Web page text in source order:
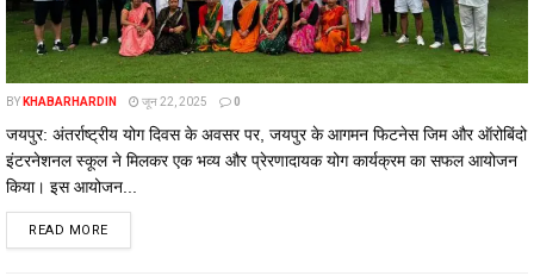
BY KHABARHARDIN जून 22, 2025 0
जयपुर: अंतर्राष्ट्रीय योग दिवस के अवसर पर, जयपुर के आगमन फिटनेस जिम और ऑरोबिंदो
इंटरनेशनल स्कूल ने मिलकर एक भव्य और प्रेरणादायक योग कार्यक्रम का सफल आयोजन
किया। इस आयोजन...
READ MOREDETAILS